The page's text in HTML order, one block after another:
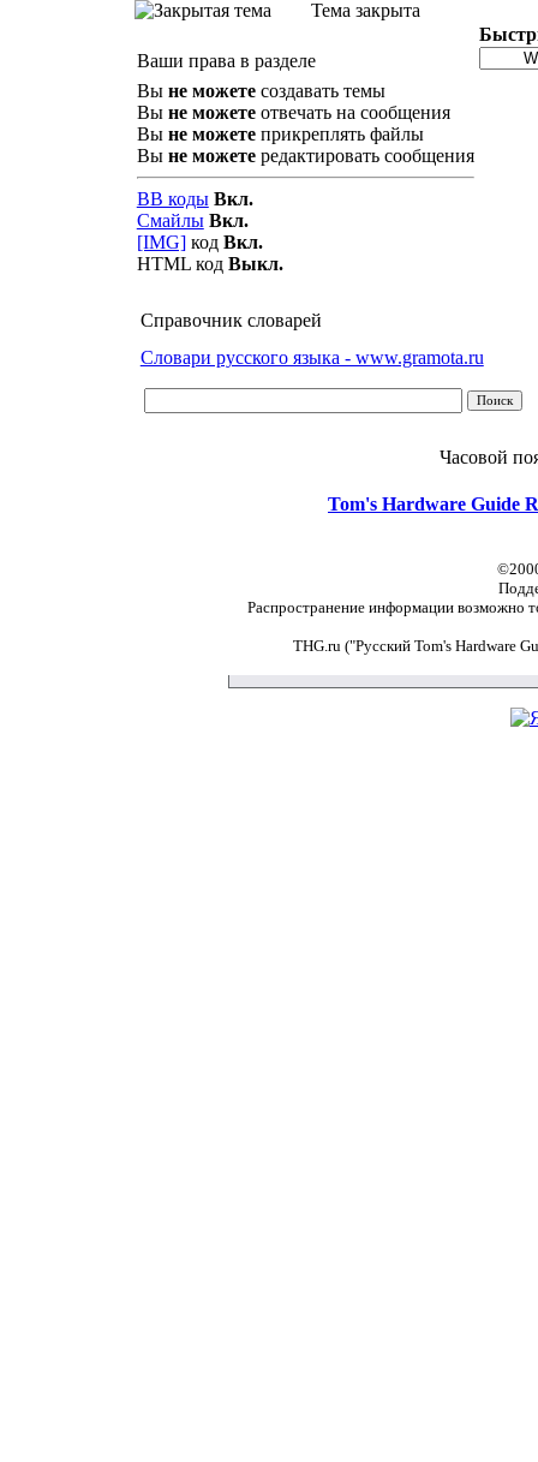
Тема закрыта
Ваши права в разделе
Вы не можетесоздавать темы
Вы не можетеотвечать на сообщения
Вы не можетеприкреплять файлы
Вы не можетередактировать сообщения
BB коды Вкл.
Смайлы Вкл.
[IMG]код Вкл.
HTML код Выкл.
Справочник словарей
Словари русского языка - www.gramota.ru
Часовой
Tom's Hardware Guide
Распространение информации возможно
THG.ru ("Русский Tom's Hardware